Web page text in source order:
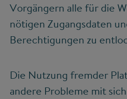
Vorgängern alle für die
nötigen Zugangsdaten
Berechtigungen zu
Die Nutzung fremder
andere Probleme mit